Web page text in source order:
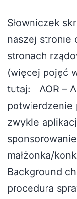
Słowniczek
naszej stronie
stronach
(więcej pojęć
tutaj: AOR –
potwierdzenie
zwykle
małżonka/
Background
procedura